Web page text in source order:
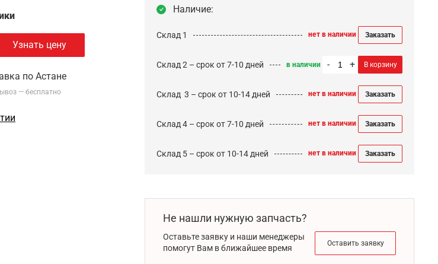
Узнать цену
по Астане
— бесплатно
Наличие:
Склад 1 нет в наличии Заказать
Склад 2 – срок от 7-10 дней в наличии - + В корзину
Cклад 3 – срок от 10-14 дней нет в наличии Заказать
Склад 4 – срок от 7-10 дней нет в наличии Заказать
Склад 5 – срок от 10-14 дней нет в наличии Заказать
Не нашли нужную запчасть?
Оставьте заявку и наши менеджеры
помогут Вам в ближайшее время
Оставить заявку